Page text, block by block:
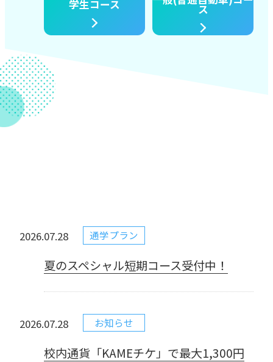
学生コース ス
2026.07.28 通学プラン
夏のスペシャル短期コース受付中！
2026.07.28 お知らせ
校内通貨「KAMEチケ」で最大1,300円